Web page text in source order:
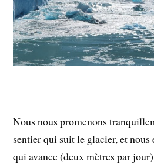
Nous nous promenons
sentier qui suit le glacier, et
qui avance (deux mètres par